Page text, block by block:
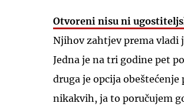
Otvoreni nisu ni
Njihov zahtjev prema vladi
Jedna je na tri godine pet
druga je opcija obeštećenje
nikakvih, ja to poručujem